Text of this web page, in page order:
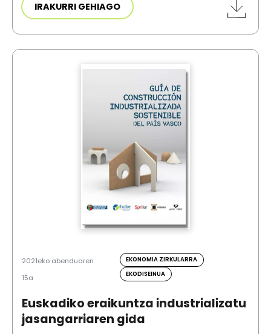
IRAKURRI GEHIAGO
2021eko abenduaren
15a
EKONOMIA ZIRKULARRA
EKODISEINUA
Euskadiko eraikuntza industrializatu
jasangarriaren gida